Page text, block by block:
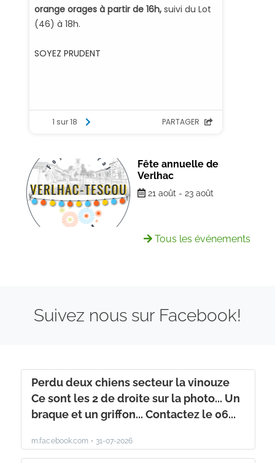
Fête annuelle de
Verlhac
21 août - 23 août
Tous les événements
Suivez nous sur Facebook!